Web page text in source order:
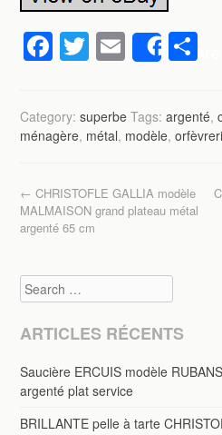
F
a
c
e
o
o
T
wi
tt
er
E
m
ail
Share
ta
g
Category:superbe Tags:argenté,
ménagère, métal, modèle,
Post
← CHRISTOFLE GALLIA modèle
MALMAISON grand plateau métal
argenté 65 cm
Search
ARTICLES RÉCENTS
Saucière ERCUIS modèle
argenté plat service
BRILLANTE pelle à tarte